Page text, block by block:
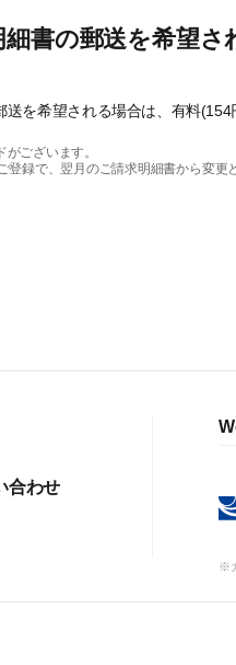
細書の郵送を希望さ
送を希望される場合は、有料
ございます。
録で、翌月のご請求明細書から変更
合わせ
※